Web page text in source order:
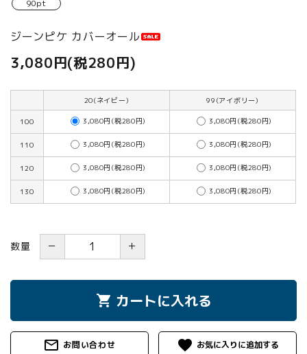
90pt
ジーンピケ カバーオール
3,080円(税280円)
20(ネイビー) 99(アイボリー)
100 3,080円(税280円) 3,080円(税280円)
110 3,080円(税280円) 3,080円(税280円)
120 3,080円(税280円) 3,080円(税280円)
130 3,080円(税280円) 3,080円(税280円)
数量 － ＋
shopping_cart カートに入れる
mail_outline お問い合わせ favorite